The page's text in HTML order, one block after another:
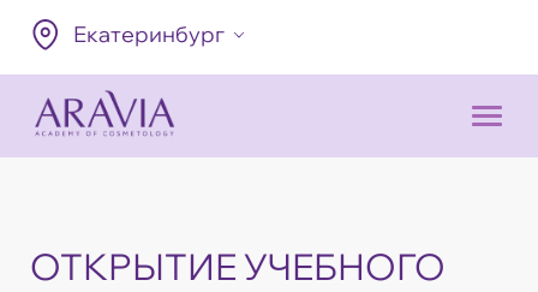
Екатеринбург
ОТКРЫТИЕ УЧЕБНОГО